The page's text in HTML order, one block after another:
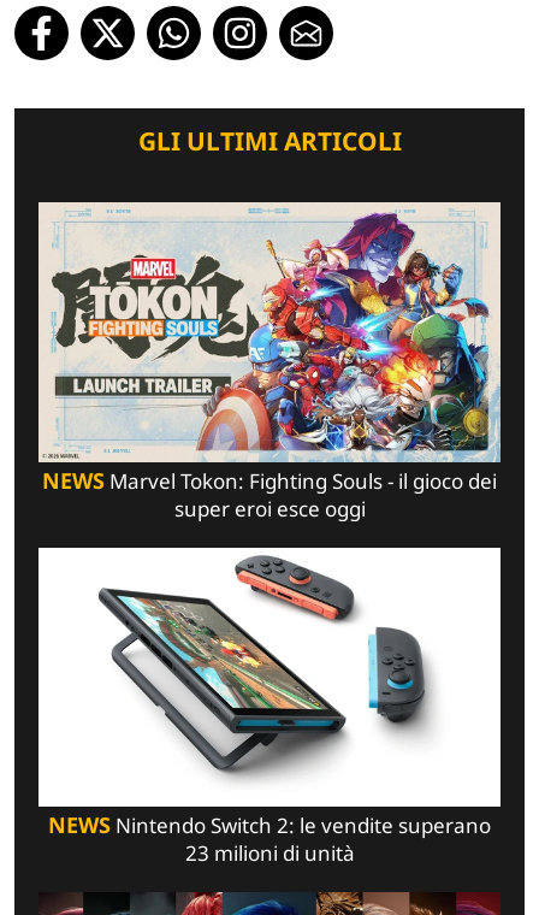
GLI ULTIMI ARTICOLI
NEWS Marvel Tokon: Fighting Souls - il gioco dei
super eroi esce oggi
NEWS Nintendo Switch 2: le vendite superano
23 milioni di unità